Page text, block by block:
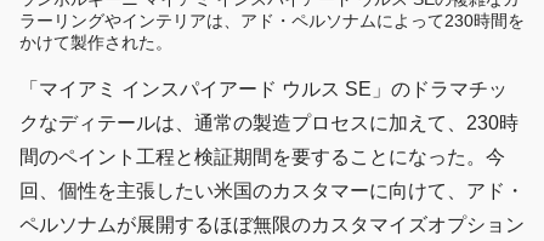
ラーリングやインテリアは、アド・ペルソナムによって230時間を
かけて製作された。
「マイアミ インスパイアード ウルス SE」のドラマチッ
クなディテールは、通常の製造プロセスに加えて、230時
間のペイント工程と検証期間を要することになった。今
回、個性を主張したい米国のカスタマーに向けて、アド・
ペルソナムが展開するほぼ無限のカスタマイズオプション